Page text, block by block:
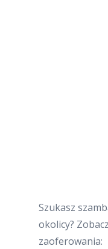
Szukasz
okolicy?
zaoferowania: